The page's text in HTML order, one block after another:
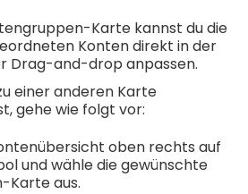
Karte kannst du die
Konten direkt in der
Drag-and-drop anpassen.
einer anderen Karte
gehe wie folgt vor:
oben rechts auf
und wähle die gewünschte
Karte aus.